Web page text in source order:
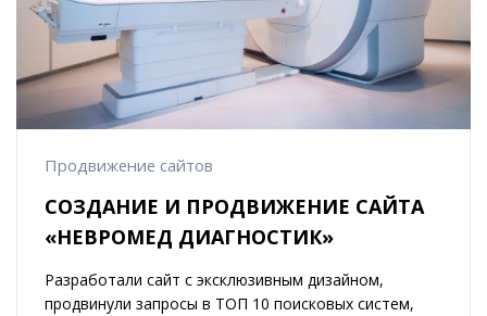
Продвижение сайтов
СОЗДАНИЕ И ПРОДВИЖЕНИЕ САЙТА
«НЕВРОМЕД ДИАГНОСТИК»
Разработали сайт с эксклюзивным дизайном,
продвинули запросы в ТОП 10 поисковых систем,